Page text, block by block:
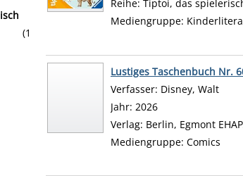
(1
Reihe: Tiptoi, das
Mediengruppe:
Lustiges Taschenbuch Nr.
Verfasser: Disney, Walt
Jahr: 2026
Verlag: Berlin, Egmont
Mediengruppe: Comics